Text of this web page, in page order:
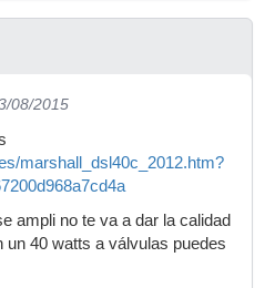
08/2015
marshall_dsl40c_2012.htm?
ampli no te va a dar la calidad
40 watts a válvulas puedes